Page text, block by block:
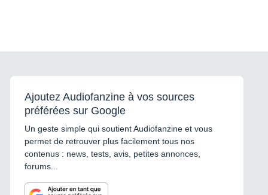
Ajoutez Audiofanzine à vos sources
préférées sur Google
Un geste simple qui soutient Audiofanzine et vous
permet de retrouver plus facilement tous nos
contenus : news, tests, avis, petites annonces,
forums...